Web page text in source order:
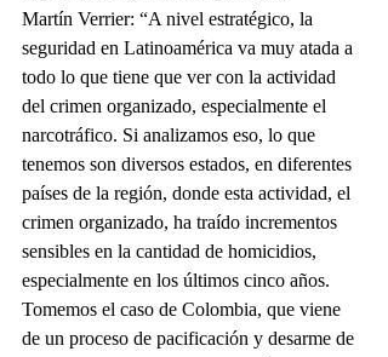
Martín Verrier: “A nivel estratégico, la
seguridad en Latinoamérica va muy atada a
todo lo que tiene que ver con la actividad
del crimen organizado, especialmente el
narcotráfico. Si analizamos eso, lo que
tenemos son diversos estados, en diferentes
países de la región, donde esta actividad, el
crimen organizado, ha traído incrementos
sensibles en la cantidad de homicidios,
especialmente en los últimos cinco años.
Tomemos el caso de Colombia, que viene
de un proceso de pacificación y desarme de